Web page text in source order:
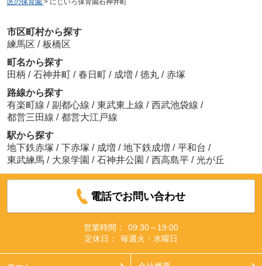
区の保育園 > にじいろ保育園石神井町
市区町村から探す
練馬区 / 板橋区
町名から探す
田柄 / 石神井町 / 春日町 / 成増 / 徳丸 / 赤塚
路線から探す
有楽町線 / 副都心線 / 東武東上線 / 西武池袋線 /
都営三田線 / 都営大江戸線
駅から探す
地下鉄赤塚 / 下赤塚 / 成増 / 地下鉄成増 / 平和台 /
東武練馬 / 大泉学園 / 石神井公園 / 西高島平 / 光が丘
電話でお問い合わせ
営業時間：
09:30～19:00
定休日：
毎週火・水曜日